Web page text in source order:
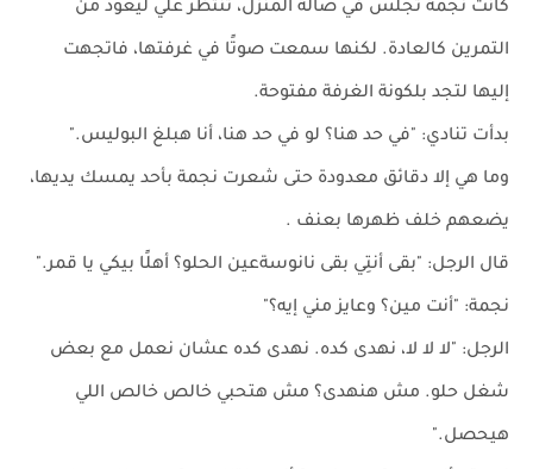
كانت نجمة تجلس في صالة المنزل، تنتظر علي ليعود من
التمرين كالعادة. لكنها سمعت صوتًا في غرفتها، فاتجهت
إليها لتجد بلكونة الغرفة مفتوحة.
بدأت تنادي: "في حد هنا؟ لو في حد هنا، أنا هبلغ البوليس."
وما هي إلا دقائق معدودة حتى شعرت نجمة بأحد يمسك يديها،
يضعهم خلف ظهرها بعنف .
قال الرجل: "بقى أنتِي بقى نانوسةعين الحلو؟ أهلًا بيكي يا قمر."
نجمة: "أنت مين؟ وعايز مني إيه؟"
الرجل: "لا لا لا، نهدى كده. نهدى كده عشان نعمل مع بعض
شغل حلو. مش هنهدى؟ مش هتحبي خالص خالص اللي
هيحصل."